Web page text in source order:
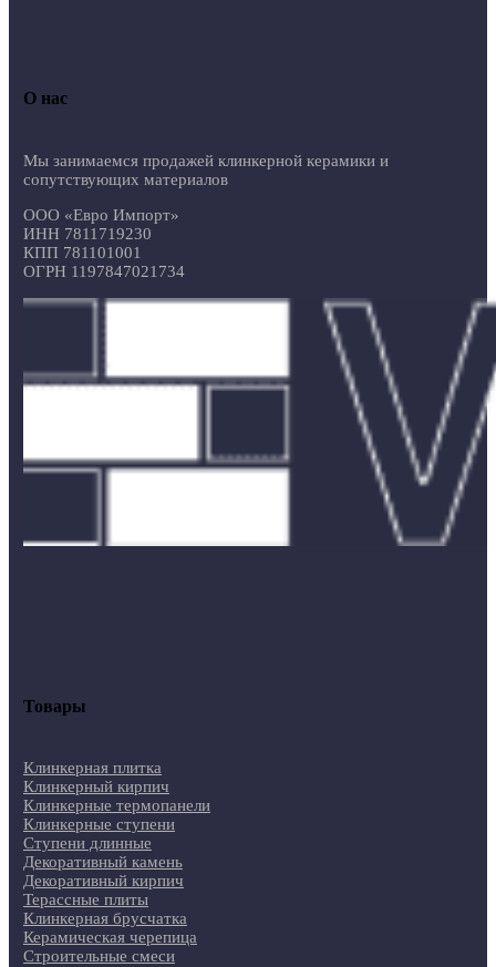
О нас
Мы занимаемся продажей клинкерной керамики и
сопутствующих материалов
ООО «Евро Импорт»
ИНН 7811719230
КПП 781101001
ОГРН 1197847021734
Товары
Клинкерная плитка
Клинкерный кирпич
Клинкерные термопанели
Клинкерные ступени
Ступени длинные
Декоративный камень
Декоративный кирпич
Терассные плиты
Клинкерная брусчатка
Керамическая черепица
Строительные смеси